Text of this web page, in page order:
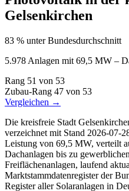
Gelsenkirchen
83 % unter Bundesdurchschnitt
5.978 Anlagen mit 69,5 MW –
Rang 51 von 53
Zubau-Rang 47 von 53
Vergleichen →
Die kreisfreie Stadt
verzeichnet mit Stand 2026-07-
Leistung von 69,5 MW, verteilt
Dachanlagen bis zu
Freiflächenanlagen, laufend
Marktstammdatenregister der
Register aller Solaranlagen in